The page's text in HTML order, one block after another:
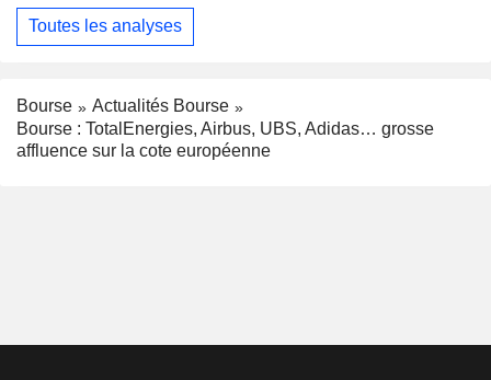
Toutes les analyses
Bourse
Actualités Bourse
Bourse : TotalEnergies, Airbus, UBS, Adidas… grosse
affluence sur la cote européenne